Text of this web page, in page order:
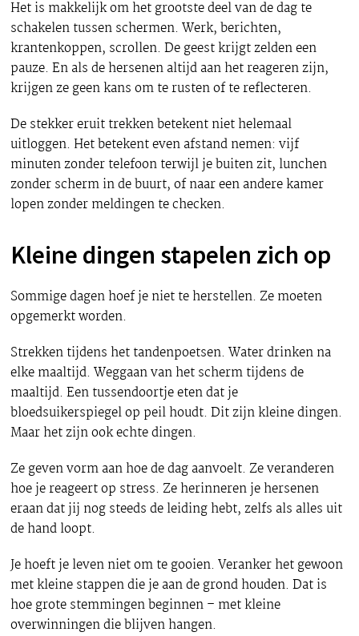
Het is makkelijk om het grootste deel van de dag te
schakelen tussen schermen. Werk, berichten,
krantenkoppen, scrollen. De geest krijgt zelden een
pauze. En als de hersenen altijd aan het reageren zijn,
krijgen ze geen kans om te rusten of te reflecteren.
De stekker eruit trekken betekent niet helemaal
uitloggen. Het betekent even afstand nemen: vijf
minuten zonder telefoon terwijl je buiten zit, lunchen
zonder scherm in de buurt, of naar een andere kamer
lopen zonder meldingen te checken.
Kleine dingen stapelen zich op
Sommige dagen hoef je niet te herstellen. Ze moeten
opgemerkt worden.
Strekken tijdens het tandenpoetsen. Water drinken na
elke maaltijd. Weggaan van het scherm tijdens de
maaltijd. Een tussendoortje eten dat je
bloedsuikerspiegel op peil houdt. Dit zijn kleine dingen.
Maar het zijn ook echte dingen.
Ze geven vorm aan hoe de dag aanvoelt. Ze veranderen
hoe je reageert op stress. Ze herinneren je hersenen
eraan dat jij nog steeds de leiding hebt, zelfs als alles uit
de hand loopt.
Je hoeft je leven niet om te gooien. Veranker het gewoon
met kleine stappen die je aan de grond houden. Dat is
hoe grote stemmingen beginnen – met kleine
overwinningen die blijven hangen.